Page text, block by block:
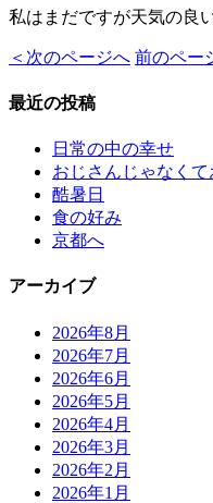
私はまだですが天気の良
＜次のページへ 前のペー
最近の投稿
日常の中の幸せ
おじさんじゃなく
酷暑日
食の好み
京都へ
アーカイブ
2026年8月
2026年7月
2026年6月
2026年5月
2026年4月
2026年3月
2026年2月
2026年1月